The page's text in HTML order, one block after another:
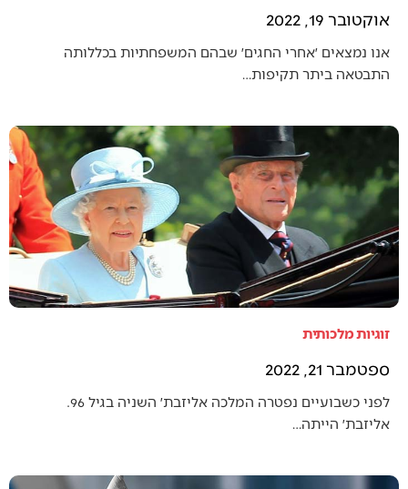
אוקטובר 19, 2022
אנו נמצאים ׳אחרי החגים׳ שבהם המשפחתיות בכללותה
התבטאה ביתר תקיפות…
זוגיות מלכותית
ספטמבר 21, 2022
לפני כשבועיים נפטרה המלכה אליזבת׳ השניה בגיל 96.
אליזבת׳ הייתה…